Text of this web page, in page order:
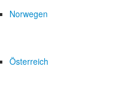
Norwegen
Österreich